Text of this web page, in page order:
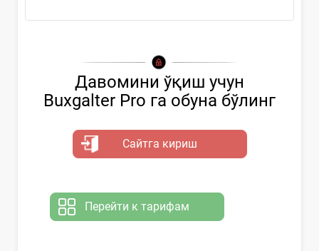
Давомини ўқиш учун
Buxgalter Pro га обуна бўлинг
Сайтга кириш
Перейти к тарифам